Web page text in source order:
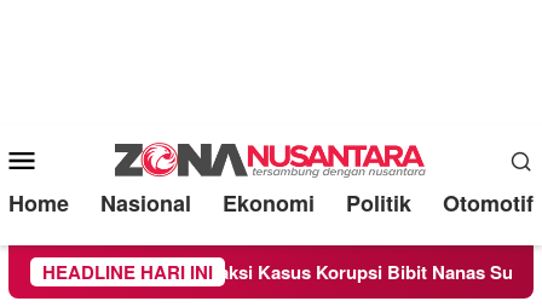
Mobile
Menu
Home Nasional Ekonomi Politik Otomotif
HEADLINE HARI INI
Saksi Kasus Korupsi Bibit Nanas Sulsel Rp 52,4 Miliar